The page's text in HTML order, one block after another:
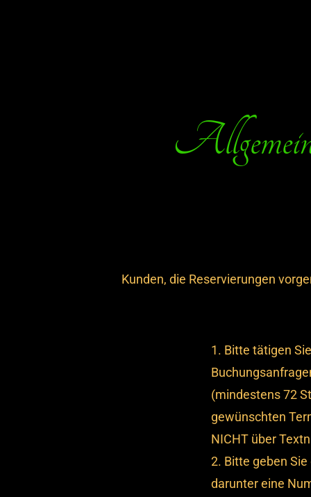
Kunden, die Reservierungen
Bitte tätigen
(mindestens 72
gewünschten
NICHT über
Bitte geben
darunter eine